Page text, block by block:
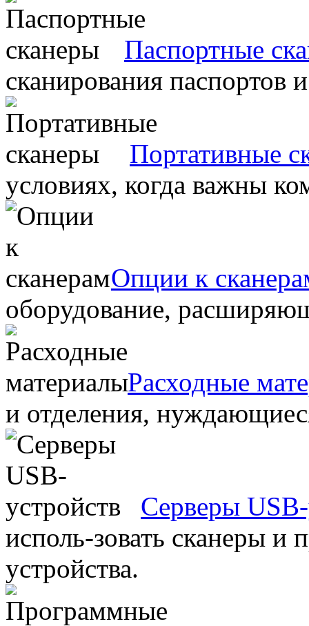
Паспортные
сканирования паспортов
Портативные
условиях, когда важны
Опции к
оборудование,
Расходные
и отделения,
Серверы
исполь-зовать сканеры и
устройства.